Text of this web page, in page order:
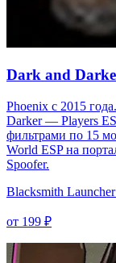
Dark and
Phoenix с 2015
Darker — Players
фильтрами по 15
World ESP на
Spoofer.
Blacksmith Launcher
от 199 ₽